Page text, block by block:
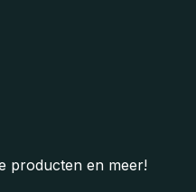
producten en meer!